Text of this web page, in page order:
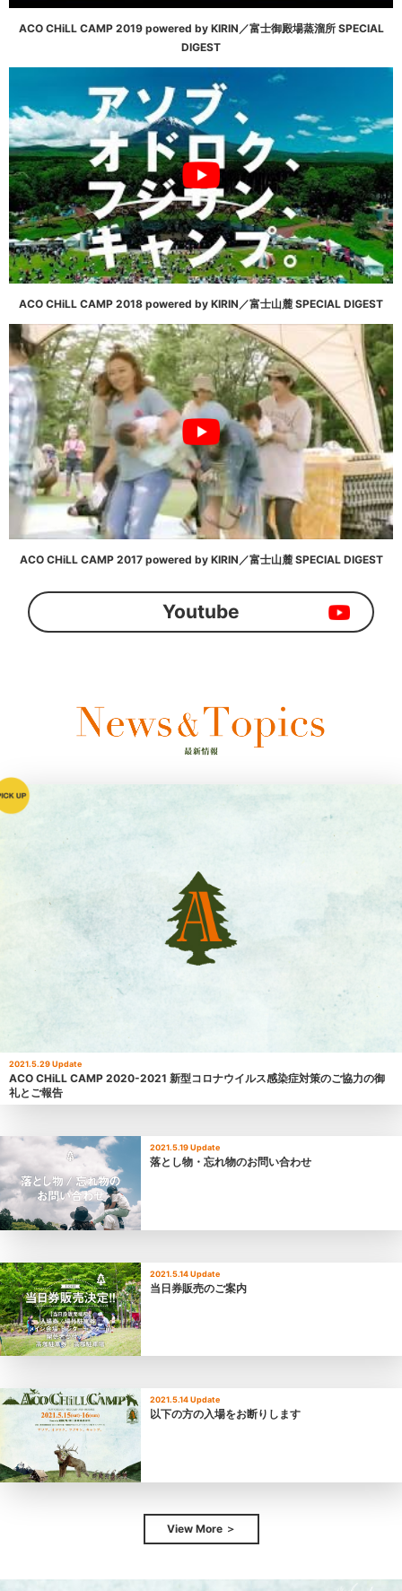
ACO CHiLL CAMP 2019 powered by KIRIN／富士御殿場蒸溜所 SPECIAL
DIGEST
ACO CHiLL CAMP 2018 powered by KIRIN／富士山麓 SPECIAL DIGEST
ACO CHiLL CAMP 2017 powered by KIRIN／富士山麓 SPECIAL DIGEST
Youtube
2021.5.29 Update
ACO CHiLL CAMP 2020-2021 新型コロナウイルス感染症対策のご協力の御
礼とご報告
2021.5.19 Update
落とし物・忘れ物のお問い合わせ
2021.5.14 Update
当日券販売のご案内
2021.5.14 Update
以下の方の入場をお断りします
View More ＞